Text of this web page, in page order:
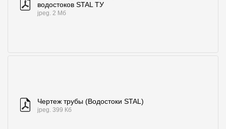
водостоков STAL ТУ
jpeg. 2 Мб
Чертеж трубы (Водостоки STAL)
jpeg. 399 Кб